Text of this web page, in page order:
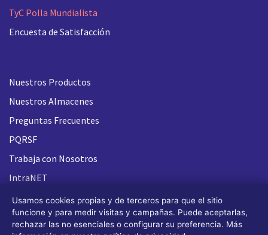
TyC Polla Mundialista
Encuesta de Satisfacción
Nuestros Productos
Nuestros Almacenes
Preguntas Frecuentes
PQRSF
Trabaja con Nosotros
IntraNET
Usamos cookies propias y de terceros para que el sitio
funcione y para medir visitas y campañas. Puede aceptarlas,
rechazar las no esenciales o configurar su preferencia. Más